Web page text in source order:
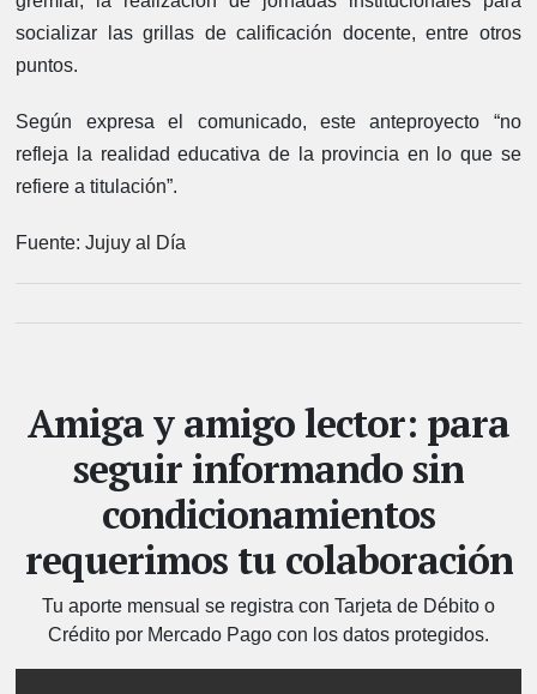
socializar las grillas de calificación docente, entre otros
puntos.
Según expresa el comunicado, este anteproyecto “no
refleja la realidad educativa de la provincia en lo que se
refiere a titulación”.
Fuente: Jujuy al Día
Amiga y amigo lector: para
seguir informando sin
condicionamientos
requerimos tu colaboración
Tu aporte mensual se registra con Tarjeta de Débito o
Crédito por Mercado Pago con los datos protegidos.